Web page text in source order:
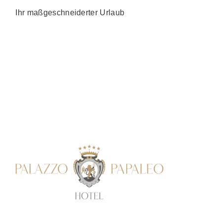
Ihr maßgeschneiderter Urlaub